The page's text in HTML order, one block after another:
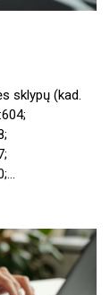
sklypų (kad.